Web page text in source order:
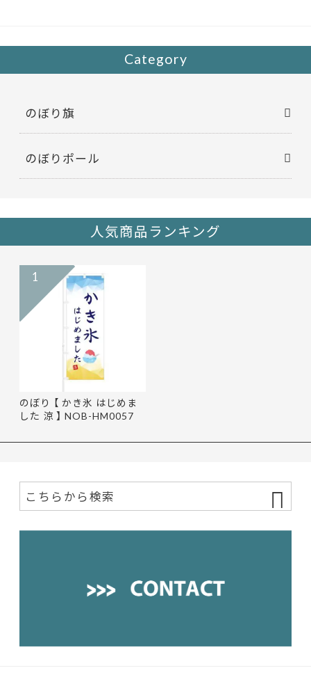
k Category
のぼり旗
のぼりポール
人気商品ランキング
のぼり 【 かき氷 はじめま
した 涼 】 NOB-HM0057
1